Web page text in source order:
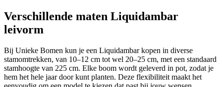
Verschillende maten Liquidambar
leivorm
Bij Unieke Bomen kun je een Liquidambar kopen in diverse
stamomtrekken, van 10–12 cm tot wel 20–25 cm, met een standaard
stamhoogte van 225 cm. Elke boom wordt geleverd in pot, zodat je
hem het hele jaar door kunt planten. Deze flexibiliteit maakt het